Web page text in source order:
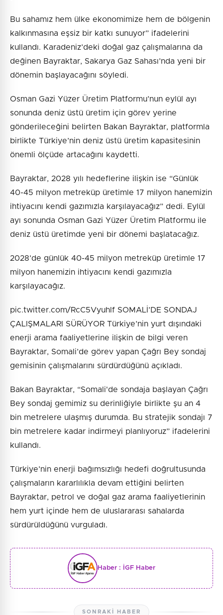
Bu sahamız hem ülke ekonomimize hem de bölgenin
kalkınmasına eşsiz bir katkı sunuyor” ifadelerini
kullandı. Karadeniz’deki doğal gaz çalışmalarına da
değinen Bayraktar, Sakarya Gaz Sahası’nda yeni bir
dönemin başlayacağını söyledi.
Osman Gazi Yüzer Üretim Platformu’nun eylül ayı
sonunda deniz üstü üretim için görev yerine
gönderileceğini belirten Bakan Bayraktar, platformla
birlikte Türkiye’nin deniz üstü üretim kapasitesinin
önemli ölçüde artacağını kaydetti.
Bayraktar, 2028 yılı hedeflerine ilişkin ise “Günlük
40-45 milyon metreküp üretimle 17 milyon hanemizin
ihtiyacını kendi gazımızla karşılayacağız” dedi. Eylül
ayı sonunda Osman Gazi Yüzer Üretim Platformu ile
deniz üstü üretimde yeni bir dönemi başlatacağız.
2028’de günlük 40-45 milyon metreküp üretimle 17
milyon hanemizin ihtiyacını kendi gazımızla
karşılayacağız.
pic.twitter.com/RcC5Vyuhlf SOMALİ’DE SONDAJ
ÇALIŞMALARI SÜRÜYOR Türkiye’nin yurt dışındaki
enerji arama faaliyetlerine ilişkin de bilgi veren
Bayraktar, Somali’de görev yapan Çağrı Bey sondaj
gemisinin çalışmalarını sürdürdüğünü açıkladı.
Bakan Bayraktar, “Somali'de sondaja başlayan Çağrı
Bey sondaj gemimiz su derinliğiyle birlikte şu an 4
bin metrelere ulaşmış durumda. Bu stratejik sondajı 7
bin metrelere kadar indirmeyi planlıyoruz” ifadelerini
kullandı.
Türkiye’nin enerji bağımsızlığı hedefi doğrultusunda
çalışmaların kararlılıkla devam ettiğini belirten
Bayraktar, petrol ve doğal gaz arama faaliyetlerinin
hem yurt içinde hem de uluslararası sahalarda
sürdürüldüğünü vurguladı.
Haber : İGF Haber
SONRAKI HABER